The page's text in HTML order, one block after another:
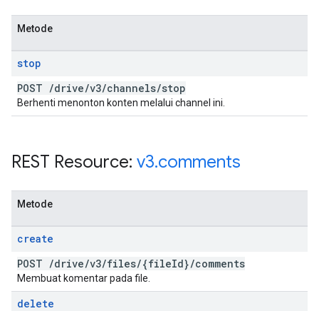
Metode
stop
POST /drive/v3/channels/stop
Berhenti menonton konten melalui channel ini.
REST Resource: v3.comments
Metode
create
POST /drive/v3/files/{fileId}/comments
Membuat komentar pada file.
delete